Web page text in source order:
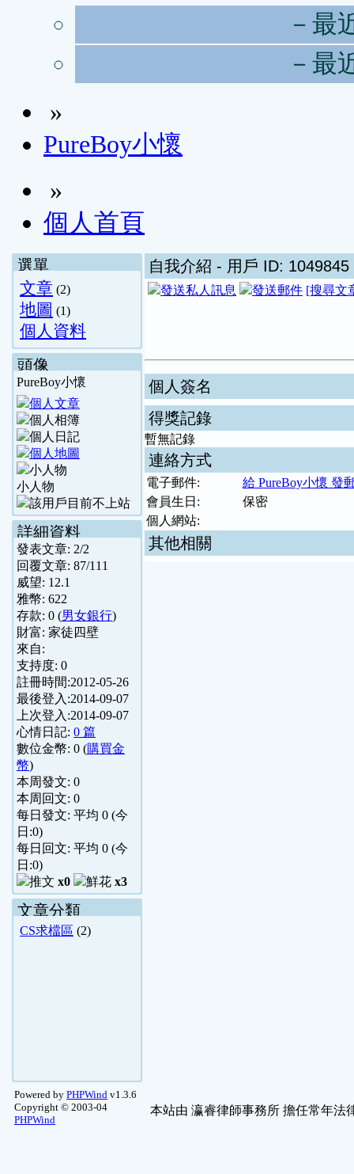
－最
－最
»
PureBoy小懷
»
個人首頁
選單
文章 (2)
地圖 (1)
個人資料
頭像
PureBoy小懷
小人物
詳細資料
發表文章: 2/2
回覆文章: 87/111
威望: 12.1
雅幣: 622
存款: 0 (男女銀行)
財富: 家徒四壁
來自:
支持度: 0
註冊時間:2012-05-26
最後登入:2014-09-07
上次登入:2014-09-07
心情日記: 0 篇
數位金幣: 0 (購買金
幣)
本周發文: 0
本周回文: 0
每日發文: 平均 0 (今
日:0)
每日回文: 平均 0 (今
日:0)
x0
x3
文章分類
CS求檔區 (2)
自我介紹 - 用戶 ID: 1049845
[搜尋文
個人簽名
得獎記錄
暫無記錄
連絡方式
電子郵件:
給 PureBoy小懷 發
會員生日:
保密
個人網站:
其他相關
Powered by PHPWind v1.3.6
Copyright © 2003-04
PHPWind
本站由 瀛睿律師事務所 擔任常年法